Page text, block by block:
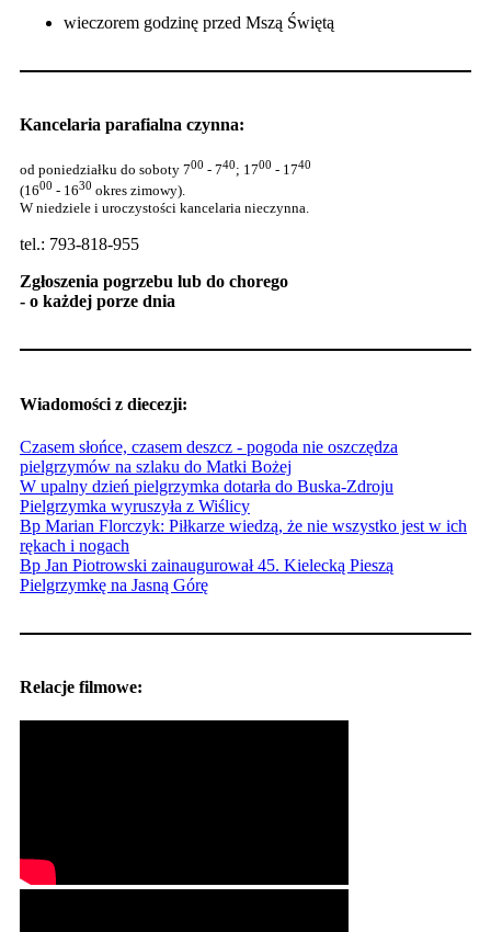
wieczorem godzinę przed Mszą Świętą
Kancelaria parafialna czynna:
od poniedziałku do soboty 700 - 740; 1700 - 1740
(1600 - 1630 okres zimowy).
W niedziele i uroczystości kancelaria nieczynna.
tel.: 793-818-955
Zgłoszenia pogrzebu lub do chorego
- o każdej porze dnia
Wiadomości z diecezji:
Czasem słońce, czasem deszcz - pogoda nie oszczędza
pielgrzymów na szlaku do Matki Bożej
W upalny dzień pielgrzymka dotarła do Buska-Zdroju
Pielgrzymka wyruszyła z Wiślicy
Bp Marian Florczyk: Piłkarze wiedzą, że nie wszystko jest w ich
rękach i nogach
Bp Jan Piotrowski zainaugurował 45. Kielecką Pieszą
Pielgrzymkę na Jasną Górę
Relacje filmowe: